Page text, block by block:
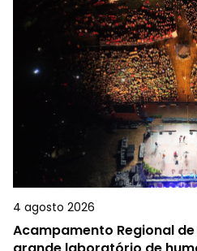
4 agosto 2026
Acampamento Regional de